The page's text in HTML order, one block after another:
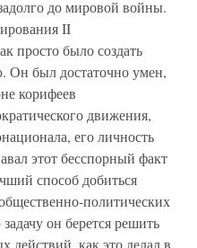
до мировой войны.
II
просто было создать
Он был достаточно умен,
корифеев
движения,
его личность
этот бесспорный факт
способ добиться
политических
он берется решить
действий, как это делал в